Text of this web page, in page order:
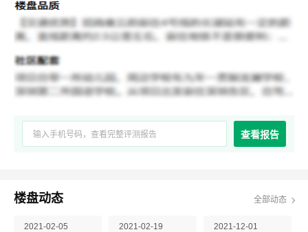
查看报告
楼盘动态 全部动态
2021-02-05 2021-02-19 2021-12-01